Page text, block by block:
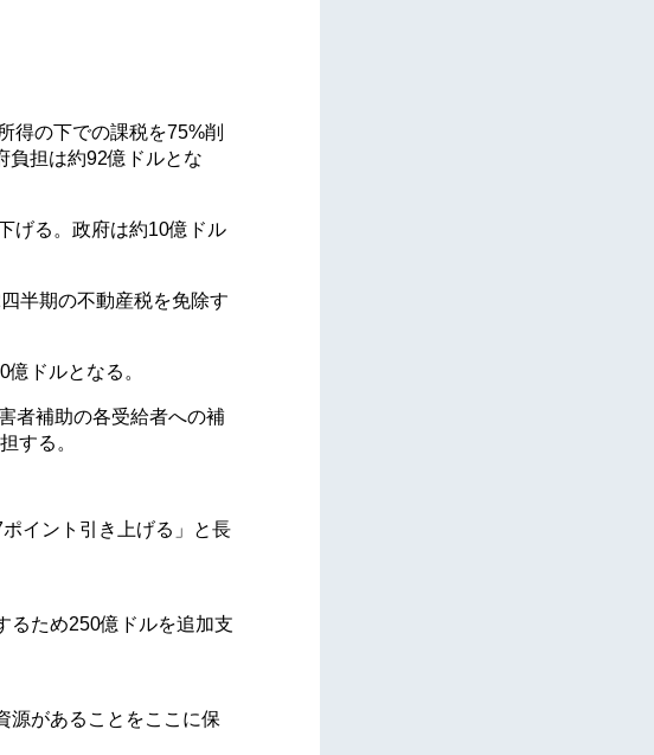
得の下での課税を75%削
負担は約92億ドルとな
げる。政府は約10億ドル
半期の不動産税を免除す
ドルとなる。
者補助の各受給者への補
する。
イント引き上げる」と長
るため250億ドルを追加支
源があることをここに保